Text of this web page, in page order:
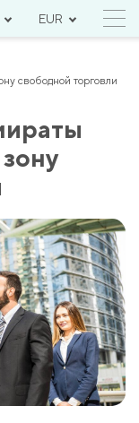
EUR
свободной торговли